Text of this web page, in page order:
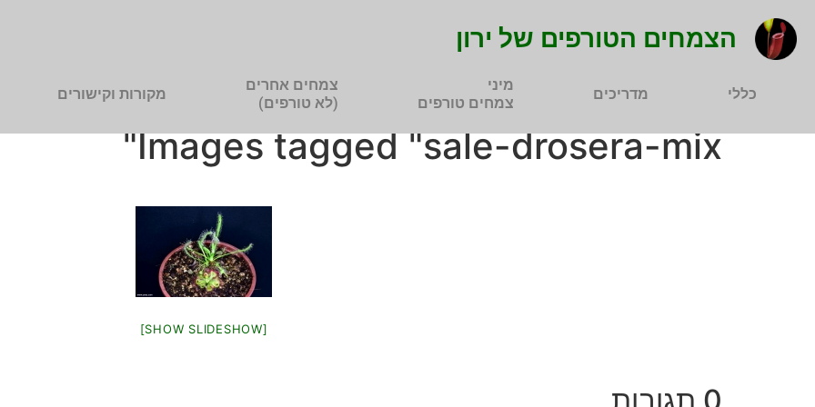
הצמחים הטורפים של ירון
כללי מדריכים
מיני
צמחים טורפים
צמחים אחרים
(לא טורפים)
מקורות וקישורים
Images tagged "sale-drosera-mix"
[SHOW SLIDESHOW]